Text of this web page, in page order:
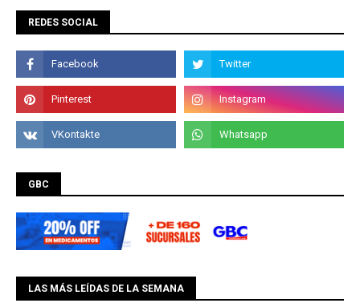
REDES SOCIAL
GBC
LAS MÁS LEÍDAS DE LA SEMANA